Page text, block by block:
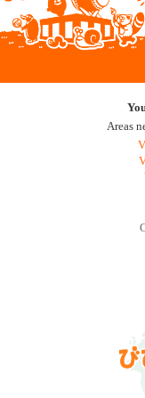
Areas